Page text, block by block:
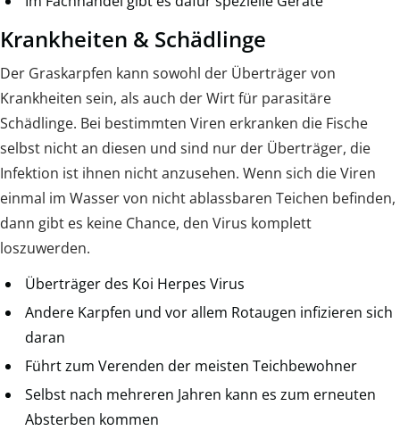
Krankheiten & Schädlinge
Der Graskarpfen kann sowohl der Überträger von
Krankheiten sein, als auch der Wirt für parasitäre
Schädlinge. Bei bestimmten Viren erkranken die Fische
selbst nicht an diesen und sind nur der Überträger, die
Infektion ist ihnen nicht anzusehen. Wenn sich die Viren
einmal im Wasser von nicht ablassbaren Teichen befinden,
dann gibt es keine Chance, den Virus komplett
loszuwerden.
Überträger des Koi Herpes Virus
Andere Karpfen und vor allem Rotaugen infizieren sich
daran
Führt zum Verenden der meisten Teichbewohner
Selbst nach mehreren Jahren kann es zum erneuten
Absterben kommen